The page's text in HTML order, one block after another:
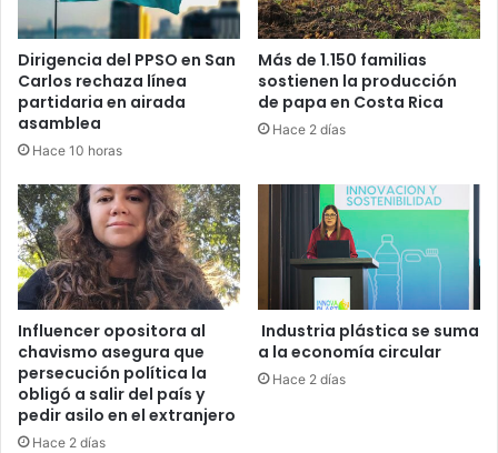
Dirigencia del PPSO en San
Carlos rechaza línea
partidaria en airada
asamblea
Hace 10 horas
Más de 1.150 familias
sostienen la producción
de papa en Costa Rica
Hace 2 días
Influencer opositora al
chavismo asegura que
persecución política la
obligó a salir del país y
pedir asilo en el extranjero
Hace 2 días
Industria plástica se suma
a la economía circular
Hace 2 días